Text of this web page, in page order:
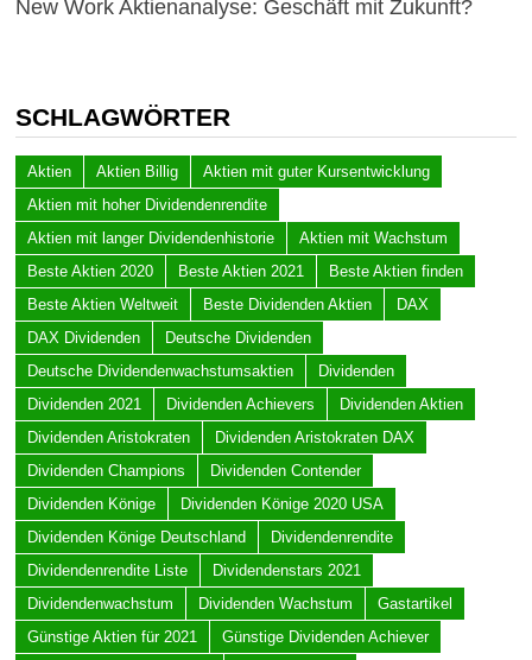
New Work Aktienanalyse: Geschäft mit Zukunft?
SCHLAGWÖRTER
Aktien Aktien Billig
Aktien mit guter Kursentwicklung
Aktien mit hoher Dividendenrendite
Aktien mit langer Dividendenhistorie
Aktien mit Wachstum
Beste Aktien 2020
Beste Aktien 2021
Beste Aktien finden
Beste Aktien Weltweit
Beste Dividenden Aktien
DAX
DAX Dividenden
Deutsche Dividenden
Deutsche Dividendenwachstumsaktien
Dividenden
Dividenden 2021
Dividenden Achievers
Dividenden Aktien
Dividenden Aristokraten
Dividenden Aristokraten DAX
Dividenden Champions
Dividenden Contender
Dividenden Könige
Dividenden Könige 2020 USA
Dividenden Könige Deutschland
Dividendenrendite
Dividendenrendite Liste
Dividendenstars 2021
Dividendenwachstum
Dividenden Wachstum
Gastartikel
Günstige Aktien für 2021
Günstige Dividenden Achiever